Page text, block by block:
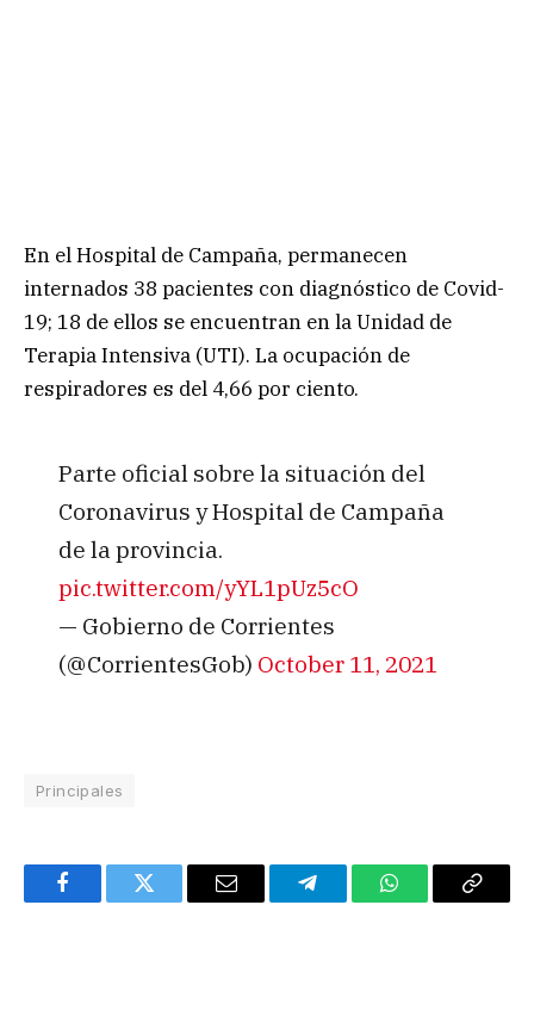
En el Hospital de Campaña, permanecen
internados 38 pacientes con diagnóstico de Covid-
19; 18 de ellos se encuentran en la Unidad de
Terapia Intensiva (UTI). La ocupación de
respiradores es del 4,66 por ciento.
Parte oficial sobre la situación del
Coronavirus y Hospital de Campaña
de la provincia.
pic.twitter.com/yYL1pUz5cO
— Gobierno de Corrientes
(@CorrientesGob) October 11, 2021
Principales
FacebookTwitter Email TelegramWhatsAppCopy